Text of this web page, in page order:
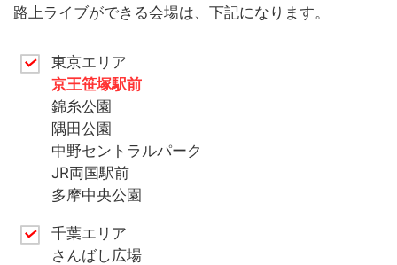
路上ライブができる会場は、下記になります。
東京エリア
京王笹塚駅前
錦糸公園
隅田公園
中野セントラルパーク
JR両国駅前
多摩中央公園
千葉エリア
さんばし広場